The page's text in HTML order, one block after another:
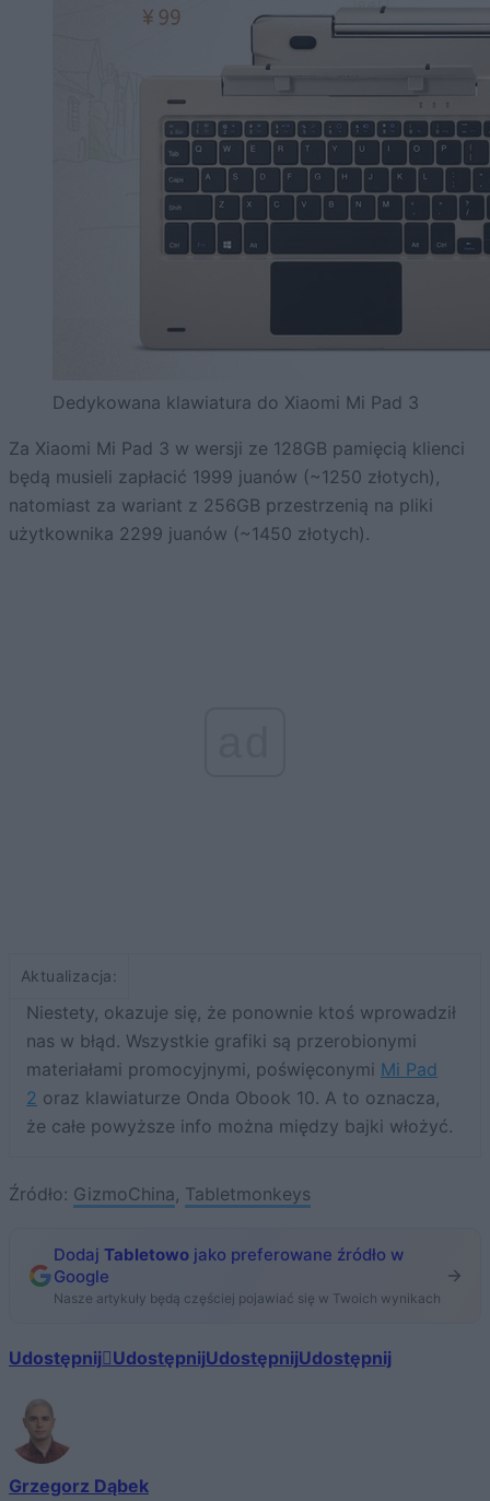
Dedykowana klawiatura do Xiaomi Mi Pad 3
Za Xiaomi Mi Pad 3 w wersji ze 128GB pamięcią klienci
będą musieli zapłacić 1999 juanów (~1250 złotych),
natomiast za wariant z 256GB przestrzenią na pliki
użytkownika 2299 juanów (~1450 złotych).
Aktualizacja:
Niestety, okazuje się, że ponownie ktoś wprowadził
nas w błąd. Wszystkie grafiki są przerobionymi
materiałami promocyjnymi, poświęconymi Mi Pad
2 oraz klawiaturze Onda Obook 10. A to oznacza,
że całe powyższe info można między bajki włożyć.
Źródło: GizmoChina, Tabletmonkeys
Dodaj Tabletowo jako preferowane źródło w
Google
Nasze artykuły będą częściej pojawiać się w Twoich wynikach
Udostępnij UdostępnijUdostępnijUdostępnij
Grzegorz Dąbek